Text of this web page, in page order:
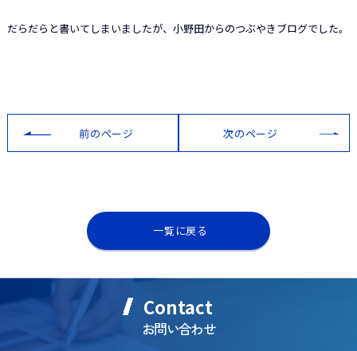
だらだらと書いてしまいましたが、小野田からのつぶやきブログでした。
前のページ 次のページ
一覧に戻る
Contact
お問い合わせ